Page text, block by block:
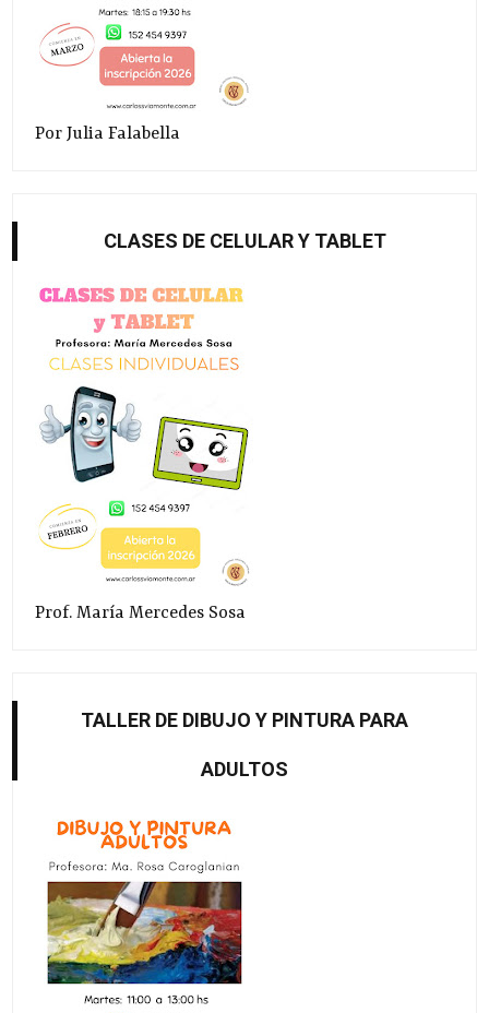
Por Julia Falabella
CLASES DE CELULAR Y TABLET
Prof. María Mercedes Sosa
TALLER DE DIBUJO Y PINTURA PARA
ADULTOS